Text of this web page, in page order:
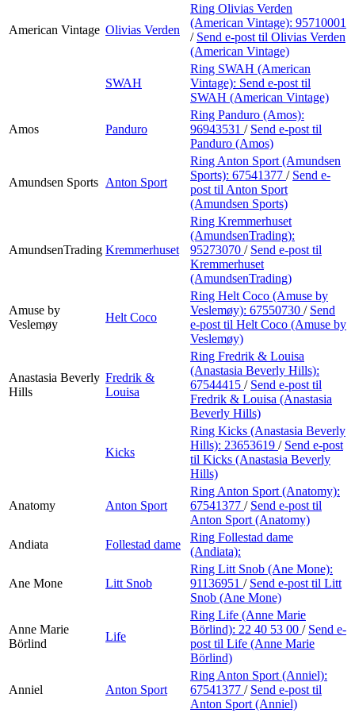
American Vintage Olivias Verden
Ring Olivias Verden
(American Vintage): 95710001
/ Send e-post til Olivias Verden
(American Vintage)
SWAH
Ring SWAH (American
Vintage): Send e-post til
SWAH (American Vintage)
Amos Panduro
Ring Panduro (Amos):
96943531 / Send e-post til
Panduro (Amos)
Amundsen Sports Anton Sport
Ring Anton Sport (Amundsen
Sports): 67541377 / Send e-
post til Anton Sport
(Amundsen Sports)
AmundsenTrading Kremmerhuset
Ring Kremmerhuset
(AmundsenTrading):
95273070 / Send e-post til
Kremmerhuset
(AmundsenTrading)
Amuse by
Veslemøy
Helt Coco
Ring Helt Coco (Amuse by
Veslemøy): 67550730 / Send
e-post til Helt Coco (Amuse by
Veslemøy)
Anastasia Beverly
Hills
Fredrik &
Louisa
Ring Fredrik & Louisa
(Anastasia Beverly Hills):
67544415 / Send e-post til
Fredrik & Louisa (Anastasia
Beverly Hills)
Kicks
Ring Kicks (Anastasia Beverly
Hills): 23653619 / Send e-post
til Kicks (Anastasia Beverly
Hills)
Anatomy Anton Sport
Ring Anton Sport (Anatomy):
67541377 / Send e-post til
Anton Sport (Anatomy)
Andiata
Follestad dame
Ring Follestad dame
(Andiata):
Ane Mone Litt Snob
Ring Litt Snob (Ane Mone):
91136951 / Send e-post til Litt
Snob (Ane Mone)
Anne Marie
Börlind
Life
Ring Life (Anne Marie
Börlind): 22 40 53 00 / Send e-
post til Life (Anne Marie
Börlind)
Anniel Anton Sport
Ring Anton Sport (Anniel):
67541377 / Send e-post til
Anton Sport (Anniel)